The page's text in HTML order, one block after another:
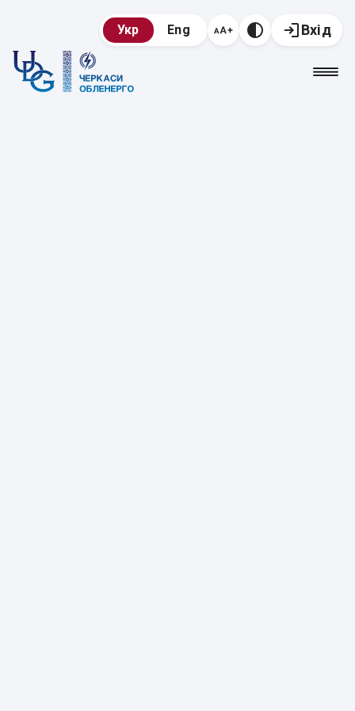
Укр Eng Вхід